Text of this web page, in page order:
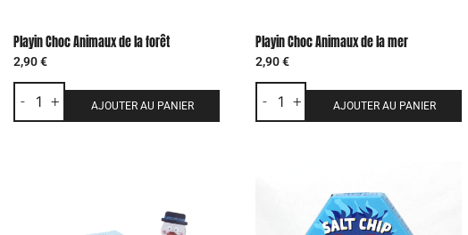
Playin Choc Animaux de la forêt
2,90€
- + AJOUTER AU PANIER
Playin Choc Animaux de la mer
2,90€
- + AJOUTER AU PANIER